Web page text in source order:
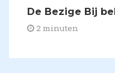
De Bezige Bij
2 minuten